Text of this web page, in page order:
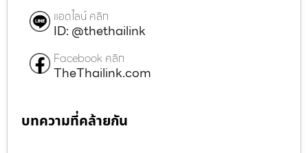
แอดไลน์ คลิก
ID: @thethailink
Facebook คลิก
TheThailink.com
บทความที่คล้ายกัน